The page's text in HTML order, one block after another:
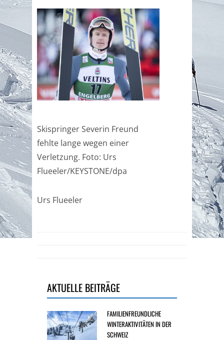
Skispringer Severin Freund
fehlte lange wegen einer
Verletzung. Foto: Urs
Flueeler/KEYSTONE/dpa
Urs Flueeler
AKTUELLE BEITRÄGE
FAMILIENFREUNDLICHE
WINTERAKTIVITÄTEN IN DER
SCHWEIZ